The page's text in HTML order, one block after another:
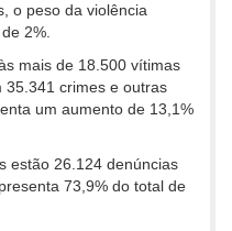
o peso da violência
2%.
mais de 18.500 vítimas
35.341 crimes e outras
um aumento de 13,1%
estão 26.124 denúncias
73,9% do total de